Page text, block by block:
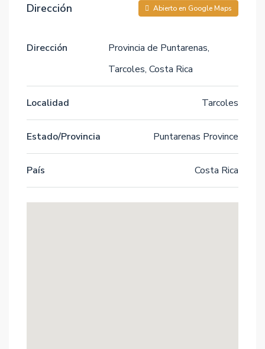
Dirección Abierto en Google Maps
Dirección
Provincia de Puntarenas,
Tarcoles, Costa Rica
Localidad Tarcoles
Estado/Provincia Puntarenas Province
País Costa Rica